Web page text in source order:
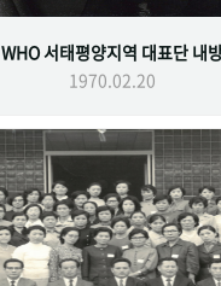
WHO 서태평양지역 대표단 내
1970.02.20